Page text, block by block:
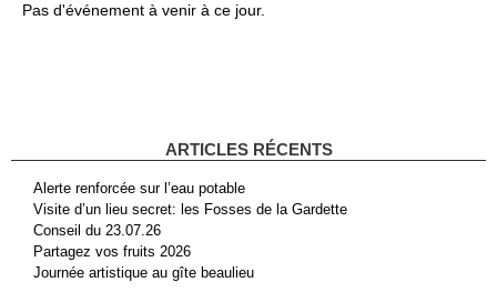
Pas d'événement à venir à ce jour.
ARTICLES RÉCENTS
Alerte renforcée sur l’eau potable
Visite d’un lieu secret: les Fosses de la Gardette
Conseil du 23.07.26
Partagez vos fruits 2026
Journée artistique au gîte beaulieu